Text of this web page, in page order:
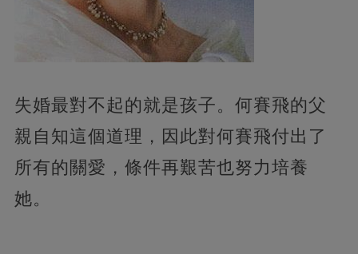
失婚最對不起的就是孩子。何賽飛的父
親自知這個道理，因此對何賽飛付出了
所有的關愛，條件再艱苦也努力培養
她。